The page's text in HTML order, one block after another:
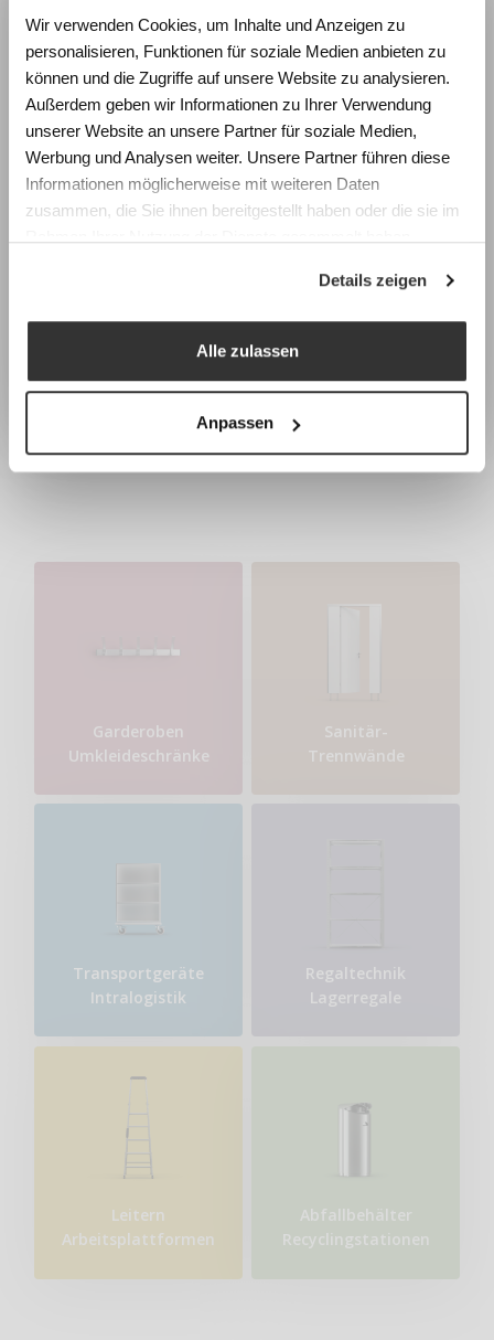
Wir verwenden Cookies, um Inhalte und Anzeigen zu
personalisieren, Funktionen für soziale Medien anbieten zu
können und die Zugriffe auf unsere Website zu analysieren.
Außerdem geben wir Informationen zu Ihrer Verwendung
unserer Website an unsere Partner für soziale Medien,
Werbung und Analysen weiter. Unsere Partner führen diese
Informationen möglicherweise mit weiteren Daten
zusammen, die Sie ihnen bereitgestellt haben oder die sie im
Details zeigen
Alle zulassen
Anpassen
Garderoben
Umkleideschränke
Sanitär-
Trennwände
Transport​geräte
Intralogistik
Regaltechnik
Lagerregale
Leitern
Arbeitsplattformen
Abfallbehälter
Recyclingstationen
Lernen und Wohlbefinden?
Erleben Sie die Wirkung von
Raumgestaltung anhand realistischer
Simulationen und gewinnen Sie konkrete
Impulse für die Planung zukunftsfähiger
Lernräume.
Fachtagung Labor Schulraum
Mittwoch, 9. September 2026
Programm & Anmeldung
Earlybird-Preis bis 15. Juli 2026